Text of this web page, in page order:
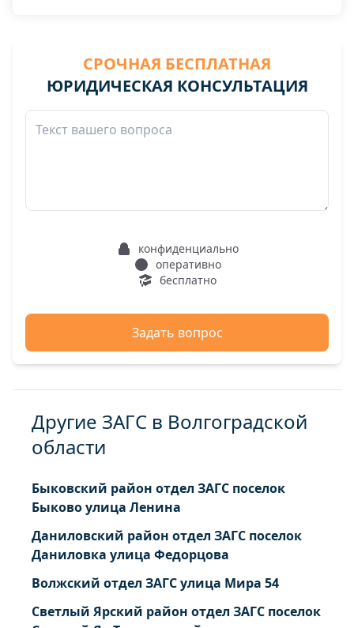
СРОЧНАЯ БЕСПЛАТНАЯ
ЮРИДИЧЕСКАЯ КОНСУЛЬТАЦИЯ
конфиденциально
оперативно
бесплатно
Задать вопрос
Другие ЗАГС в Волгоградской
области
Быковский район отдел ЗАГС поселок
Быково улица Ленина
Даниловский район отдел ЗАГС поселок
Даниловка улица Федорцова
Волжский отдел ЗАГС улица Мира 54
Светлый Ярский район отдел ЗАГС поселок